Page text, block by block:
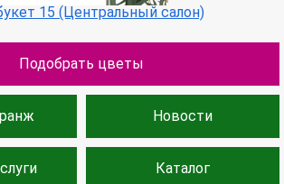
15 (Центральный салон)
Подобрать цветы
Новости
Каталог